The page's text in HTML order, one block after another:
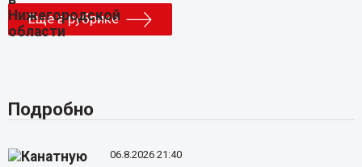
Еще в рубрике
Подробно
06.8.2026 21:40